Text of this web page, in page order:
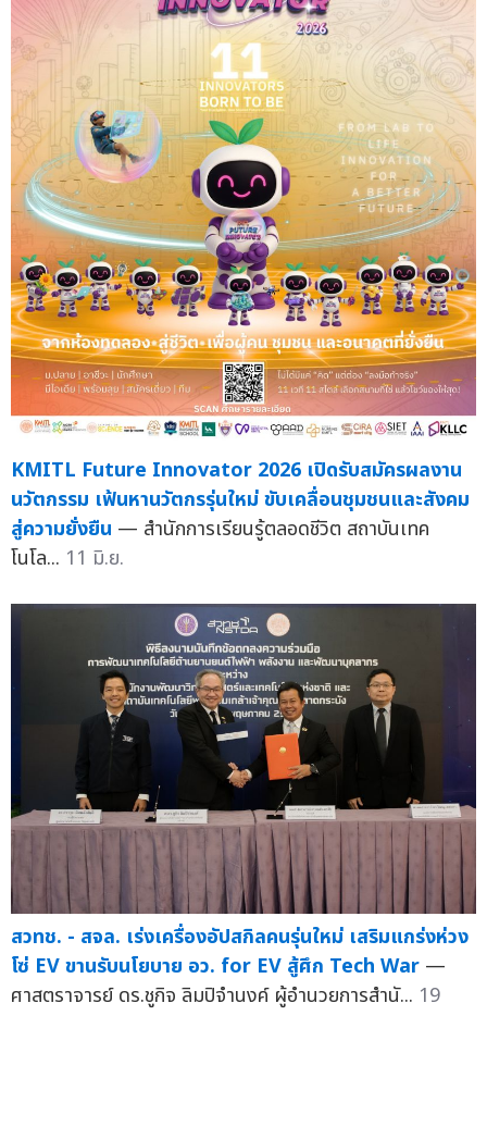
KMITL Future Innovator 2026 เปิดรับสมัครผลงาน
นวัตกรรม เฟ้นหานวัตกรรุ่นใหม่ ขับเคลื่อนชุมชนและสังคม
สู่ความยั่งยืน — สำนักการเรียนรู้ตลอดชีวิต สถาบันเทค
โนโล... 11 มิ.ย.
สวทช. - สจล. เร่งเครื่องอัปสกิลคนรุ่นใหม่ เสริมแกร่งห่วง
โซ่ EV ขานรับนโยบาย อว. for EV สู้ศึก Tech War —
ศาสตราจารย์ ดร.ชูกิจ ลิมปิจำนงค์ ผู้อำนวยการสำนั... 19